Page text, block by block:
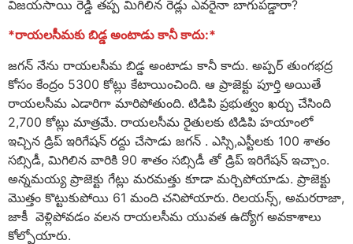
విజయసాయి రెడ్డి తప్ప మిగిలిన రెడ్లు ఎవరైనా బాగుపడ్డారా?
*రాయలసీమకు బిడ్డ అంటాడు కానీ కాదు:*
జగన్ నేను రాయలసీమ బిడ్డ అంటాడు కానీ కాదు. అప్పర్ తుంగభద్ర
కోసం కేంద్రం 5300 కోట్లు కేటాయించింది. ఆ ప్రాజెక్టు పూర్తి అయితే
రాయలసీమ ఎడారిగా మారిపోతుంది. టిడిపి ప్రభుత్వం ఖర్చు చేసింది
2,700 కోట్లు మాత్రమే. రాయలసీమ రైతులకు టిడిపి హయాంలో
ఇచ్చిన డ్రిప్ ఇరిగేషన్ రద్దు చేసాడు జగన్ . ఎస్సి,ఎస్టీలకు 100 శాతం
సబ్సిడీ, మిగిలిన వారికి 90 శాతం సబ్సిడీ తో డ్రిప్ ఇరిగేషన్ ఇచ్చాం.
అన్నమయ్య ప్రాజెక్టు గేట్లు మరమత్తు కూడా మర్చిపోయాడు. ప్రాజెక్టు
మొత్తం కొట్టుకుపోయి 61 మంది చనిపోయారు. రిలయన్స్, అమరరాజా,
జాకీ వెళ్లిపోవడం వలన రాయలసీమ యువత ఉద్యోగ అవకాశాలు
కోల్పోయారు.